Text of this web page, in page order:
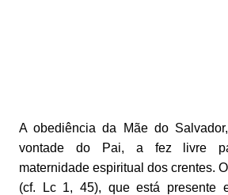
A obediência da Mãe do
vontade do Pai, a fez livre
maternidade espiritual dos crentes.
(cf. Lc 1, 45), que está presente